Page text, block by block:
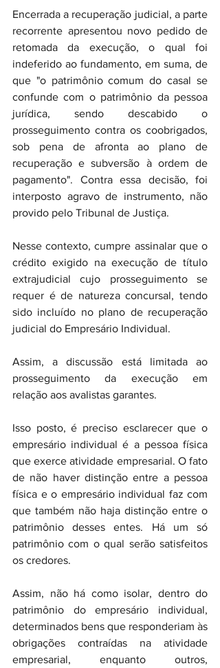
Encerrada a recuperação judicial, a parte
recorrente apresentou novo pedido de
retomada da execução, o qual foi
indeferido ao fundamento, em suma, de
que "o patrimônio comum do casal se
confunde com o patrimônio da pessoa
jurídica, sendo descabido o
prosseguimento contra os coobrigados,
sob pena de afronta ao plano de
recuperação e subversão à ordem de
pagamento". Contra essa decisão, foi
interposto agravo de instrumento, não
provido pelo Tribunal de Justiça.
Nesse contexto, cumpre assinalar que o
crédito exigido na execução de título
extrajudicial cujo prosseguimento se
requer é de natureza concursal, tendo
sido incluído no plano de recuperação
judicial do Empresário Individual.
Assim, a discussão está limitada ao
prosseguimento da execução em
relação aos avalistas garantes.
Isso posto, é preciso esclarecer que o
empresário individual é a pessoa física
que exerce atividade empresarial. O fato
de não haver distinção entre a pessoa
física e o empresário individual faz com
que também não haja distinção entre o
patrimônio desses entes. Há um só
patrimônio com o qual serão satisfeitos
os credores.
Assim, não há como isolar, dentro do
patrimônio do empresário individual,
determinados bens que responderiam às
obrigações contraídas na atividade
empresarial, enquanto outros,